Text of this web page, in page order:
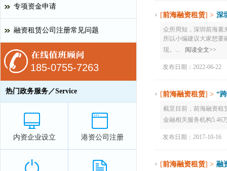
[前海融资租赁] > 深
众所周知，深圳前海素
所以小编建议大家想要
现。...
阅读全文>>
发布日期：2022-06-22
[前海融资租赁] > “
截至目前，前海融资租
金融相关服务机构5.46
发布日期：2017-10-16
[前海融资租赁] > 融
专项资金申请
融资租赁公司注册常见问题
185-0755-7263
热门政务服务／Service
内资企业设立 港资公司注册